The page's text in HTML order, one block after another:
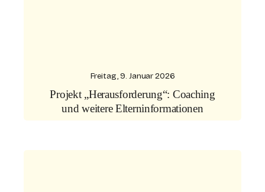
Freitag, 9. Januar 2026
Projekt „Herausforderung“: Coaching
und weitere Elterninformationen